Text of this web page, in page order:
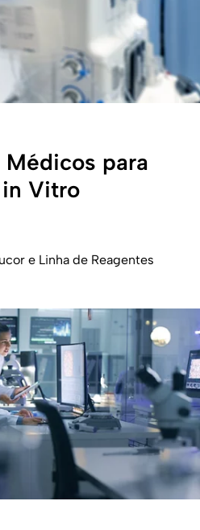
para
Vitro
e Linha de Reagentes